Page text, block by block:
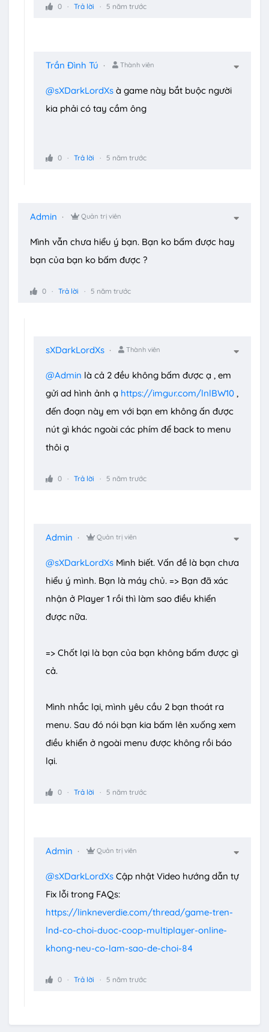
0 Trả lời 5 năm trước
Trần Đình Tú Thành viên
@sXDarkLordXs à game này bắt buộc người
kia phải có tay cầm ông
0 Trả lời 5 năm trước
Admin Quản trị viên
Mình vẫn chưa hiểu ý bạn. Bạn ko bấm được hay
bạn của bạn ko bấm được ?
0 Trả lời 5 năm trước
sXDarkLordXs Thành viên
@Admin là cả 2 đều không bấm được ạ , em
gửi ad hình ảnh ạ https://imgur.com/lnlBW10 ,
đến đoạn này em với bạn em không ấn được
nút gì khác ngoài các phím để back to menu
thôi ạ
0 Trả lời 5 năm trước
Admin Quản trị viên
@sXDarkLordXs Mình biết. Vấn đề là bạn chưa
hiểu ý mình. Bạn là máy chủ. => Bạn đã xác
nhận ở Player 1 rồi thì làm sao điều khiển
được nữa.
=> Chốt lại là bạn của bạn không bấm được gì
cả.
Mình nhắc lại, mình yêu cầu 2 bạn thoát ra
menu. Sau đó nói bạn kia bấm lên xuống xem
điều khiển ở ngoài menu được không rồi báo
lại.
0 Trả lời 5 năm trước
Admin Quản trị viên
@sXDarkLordXs Cập nhật Video hướng dẫn tự
Fix lỗi trong FAQs:
https://linkneverdie.com/thread/game-tren-
lnd-co-choi-duoc-coop-multiplayer-online-
khong-neu-co-lam-sao-de-choi-84
0 Trả lời 5 năm trước